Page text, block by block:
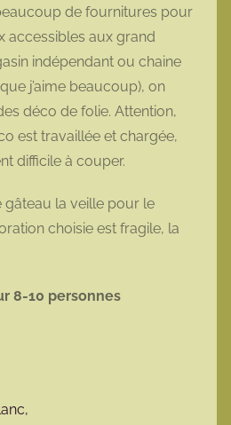
de fournitures pour
accessibles aux grand
indépendant ou chaine
j’aime beaucoup), on
déco de folie. Attention,
est travaillée et chargée,
difficile à couper.
la veille pour le
choisie est fragile, la
8-10 personnes